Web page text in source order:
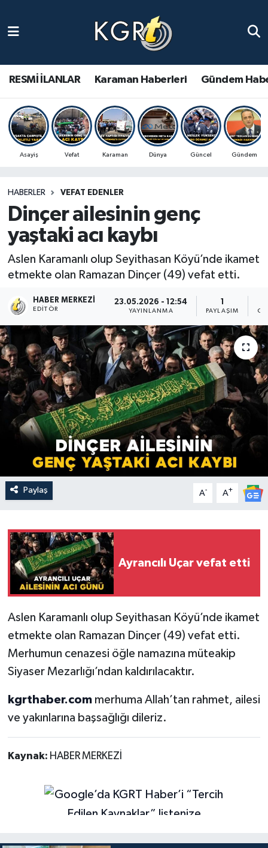
RESMİ İLANLAR Karaman Haberleri Gündem
Asayiş Vefat Karaman Dünya Güncel Gündem
HABERLER VEFAT EDENLER
Dinçer ailesinin genç
yaştaki acı kaybı
Aslen Karamanlı olup Seyithasan Köyü’nde ikamet
etmekte olan Ramazan Dinçer (49) vefat etti.
HABER MERKEZI
EDITÖR
23.05.2026 - 12:54
YAYINLANMA
1
PAYLAŞIM
Paylaş A- A+
Ayrancılı Uçar vefat etti
Aslen Karamanlı olup Seyithasan Köyü’nde ikamet
etmekte olan Ramazan Dinçer (49) vefat etti.
Merhumun cenazesi öğle namazına müteakip
Siyaser Mezarlığı’ndan kaldırılacaktır.
kgrthaber.commerhuma Allah’tan rahmet, ailesi
ve yakınlarına başsağlığı dileriz.
Kaynak: HABER MERKEZİ
Gündem Haberleri
Güncel Haberler
Spor Haberleri
Ulusal Haberler
Vefat Edenler